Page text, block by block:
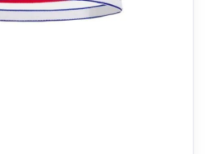
sehari-hari juga.